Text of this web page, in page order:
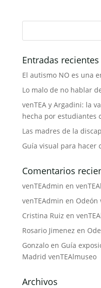
Entradas recientes
El autismo NO es una
Lo malo de no hablar
venTEA y Argadini: la
hecha por estudiantes
Las madres de la
Guía visual para hacer
Comentarios
venTEAdmin en
venTEAdmin en Odeón
Cristina Ruiz en
Rosario Jimenez en
Gonzaloen Guía
Madrid venTEAlmuseo
Archivos